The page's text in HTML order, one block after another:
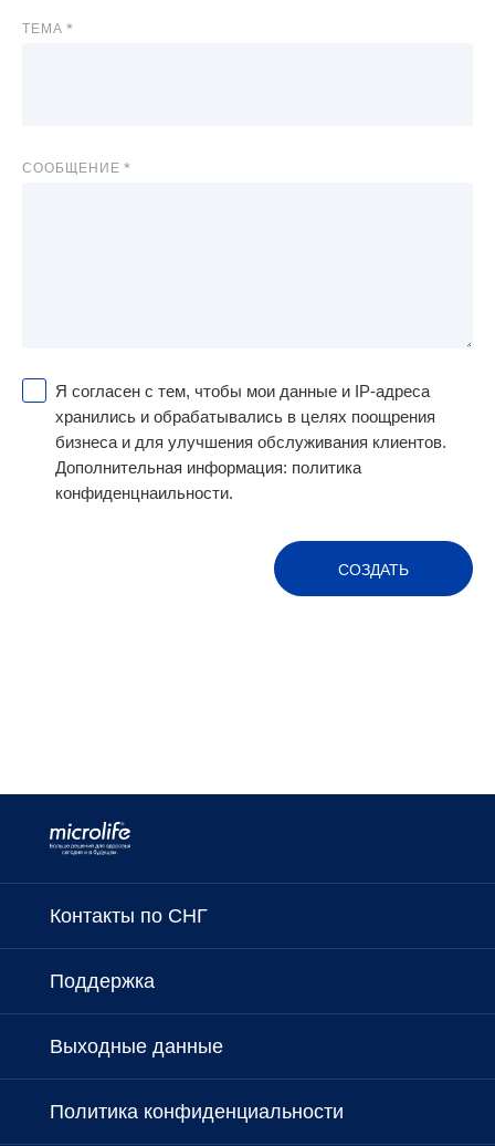
ТЕМА
СООБЩЕНИЕ
Я согласен с тем, чтобы мои данные и IP-адреса
хранились и обрабатывались в целях поощрения
бизнеса и для улучшения обслуживания клиентов.
Дополнительная информация: политика
конфиденцнаильности.
СОЗДАТЬ
Контакты по СНГ
Поддержка
Выходные данные
Политика конфиденциальности